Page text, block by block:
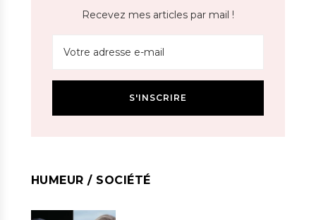
Recevez mes articles par mail !
HUMEUR / SOCIÉTÉ